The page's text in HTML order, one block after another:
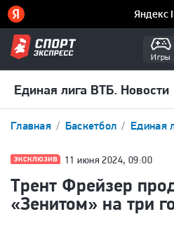
Игры
Единая лига ВТБ. Новости
Главная Баскетбол Единая
11 июня 2024, 09:00
Трент Фрейзер
«Зенитом» на три